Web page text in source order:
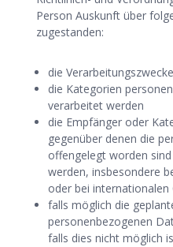
Person Auskunft über
zugestanden:
die Verarbeitungszwecke
die Kategorien
verarbeitet werden
die Empfänger oder
gegenüber denen die
offengelegt worden
werden, insbesondere
oder bei internationalen
falls möglich die
personenbezogenen
falls dies nicht möglich